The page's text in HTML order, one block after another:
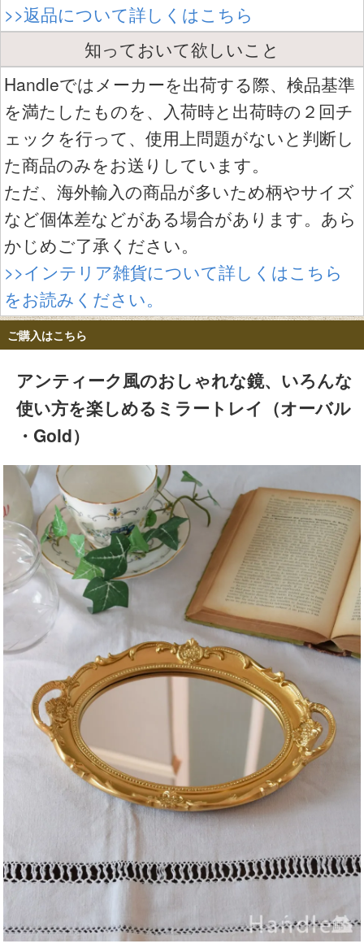
>>返品について詳しくはこちら
知っておいて欲しいこと
Handleではメーカーを出荷する際、検品基準
を満たしたものを、入荷時と出荷時の２回チ
ェックを行って、使用上問題がないと判断し
た商品のみをお送りしています。
ただ、海外輸入の商品が多いため柄やサイズ
など個体差などがある場合があります。あら
かじめご了承ください。
>>インテリア雑貨について詳しくはこちら
をお読みください。
ご購入はこちら
アンティーク風のおしゃれな鏡、いろんな
使い方を楽しめるミラートレイ（オーバル
・Gold）